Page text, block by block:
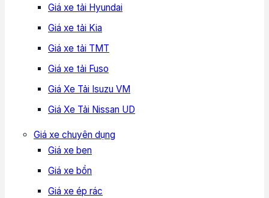
Giá xe tải Hyundai
Giá xe tải Kia
Giá xe tải TMT
Giá xe tải Fuso
Giá Xe Tải Isuzu VM
Giá Xe Tải Nissan UD
Giá xe chuyên dụng
Giá xe ben
Giá xe bồn
Giá xe ép rác